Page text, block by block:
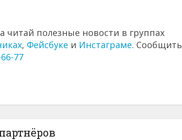
читай полезные новости в группах
, Фейсбуке и Инстаграме. Сообщить
77